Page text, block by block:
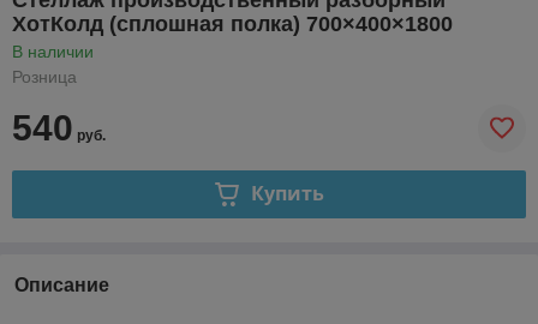
ХотКолд (сплошная полка) 700×400×1800
В наличии
Розница
540 руб.
Купить
Описание